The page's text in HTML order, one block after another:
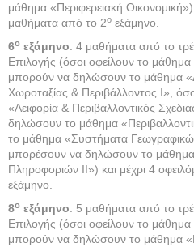
μάθημα «Περιφερειακή
μαθήματα από το 2ο εξάμηνο.
6ο εξάμηνο: 4 μαθήματα από το
Επιλογής (όσοι οφείλουν το
μπορούν να δηλώσουν το μάθημα
Χωροταξίας & Περιβάλλοντος Ι»,
«Αειφορία & Περιβαλλοντικός
δηλώσουν το μάθημα
το μάθημα «Συστήματα
μπορέσουν να δηλώσουν το
Πληροφοριών ΙΙ») και μέχρι 4
εξάμηνο.
8ο εξάμηνο: 5 μαθήματα από το
Επιλογής (όσοι οφείλουν το μάθημα
μπορούν να δηλώσουν το μάθημα